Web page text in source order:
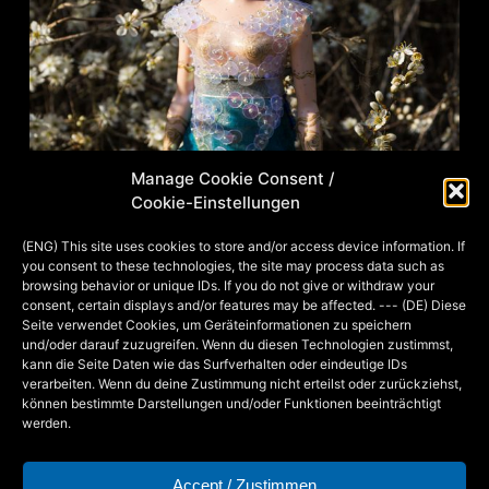
Manage Cookie Consent /
Cookie-Einstellungen
(ENG) This site uses cookies to store and/or access device information. If
you consent to these technologies, the site may process data such as
browsing behavior or unique IDs. If you do not give or withdraw your
consent, certain displays and/or features may be affected. --- (DE) Diese
Seite verwendet Cookies, um Geräteinformationen zu speichern
und/oder darauf zuzugreifen. Wenn du diesen Technologien zustimmst,
kann die Seite Daten wie das Surfverhalten oder eindeutige IDs
verarbeiten. Wenn du deine Zustimmung nicht erteilst oder zurückziehst,
können bestimmte Darstellungen und/oder Funktionen beeinträchtigt
werden.
Accept / Zustimmen
“Wasser” in ihrer Gesamtheit